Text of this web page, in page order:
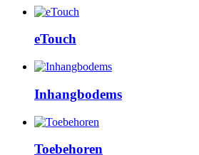
eTouch
Inhangbodems
Toebehoren